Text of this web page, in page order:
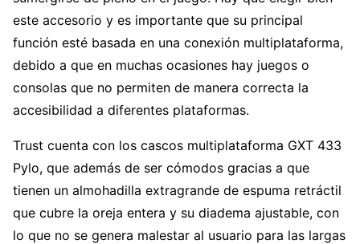
este accesorio y es importante que su principal
función esté basada en una conexión multiplataforma,
debido a que en muchas ocasiones hay juegos o
consolas que no permiten de manera correcta la
accesibilidad a diferentes plataformas.
Trust cuenta con los cascos multiplataforma GXT 433
Pylo, que además de ser cómodos gracias a que
tienen un almohadilla extragrande de espuma retráctil
que cubre la oreja entera y su diadema ajustable, con
lo que no se genera malestar al usuario para las largas